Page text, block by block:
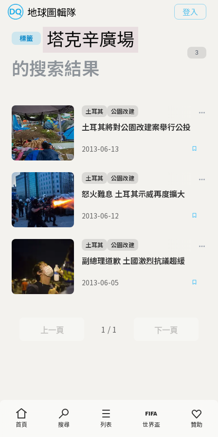
地球圖輯隊 登入
首頁 搜尋 列表 世界盃 贊助
標籤
塔克辛廣場
的搜索結果
3
土耳其將對公園改建案舉行公投
土耳其 公園改建
2013-06-13
怒火難息 土耳其示威再度擴大
土耳其 公園改建
2013-06-12
副總理道歉 土國激烈抗議趨緩
土耳其 公園改建
2013-06-05
上一頁
上一頁 1 / 1 下一頁
下一頁